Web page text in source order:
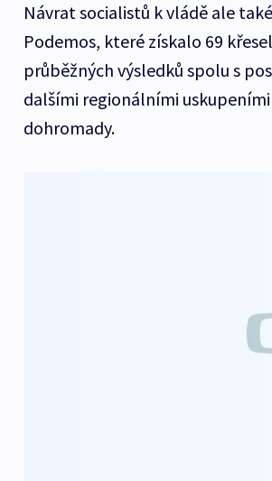
Návrat socialistů k vládě ale
Podemos, které získalo 69
průběžných výsledků spolu s
dalšími regionálními
dohromady.